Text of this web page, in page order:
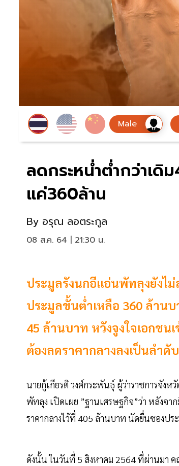
ลดกระหน่ำต่ำกว่าเ
แค่360ล้าน
By อรุณ ลอตระกูล
08 ส.ค. 64 | 21:30 น.
ประมูลรังนกอีแอ่นพัทลุงยังไ
ประมูลขั้นต่ำเหลือ 360 ล้าน
45 ล้านบาท หวังจูงใจเอกชน
ต้องลดราคากลางลงเป็นลำดับ
นายกู้เกียรติ วงศ์กระพันธุ์ ผู้ว่าราชการจัง
พัทลุง เปิดเผย ”ฐานเศรษฐกิจ”ว่า หลังจ
ราคากลางไว้ที่ 405 ล้านบาท นัดยื่นซองปร
ดังนั้น ในวันที่ 5 สิงหาคม 2564 ที่ผ่านมา